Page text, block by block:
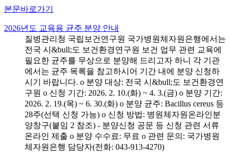
본문바로가기
2026년도 교육용 균주 분양 안내
질병관리청 국립보건연구원 국가병원체자원은행에서는
전국 시&bull;도 보건환경연구원 보건 업무 관련 교육에
필요한 균주를 무상으로 분양해 드리고자 하니 각 기관
에서는 균주 목록을 참고하시어 기간 내에 분양 신청하
시기 바랍니다. o 분양 대상: 전국 시&bull;도 보건환경연
구원 o 신청 기간: 2026. 2. 10.(화) ~ 4. 3.(금) o 분양 기간:
2026. 2. 19.(목) ~ 6. 30.(화) o 분양 균주: Bacillus cereus 등
28주(선택 신청 가능) o 신청 방법: 병원체자원온라인분
양창구(붙임 2 참조) - 분양신청 공문 등 신청 관련 서류
온라인 제출 o 분양 수수료: 무료 o 관련 문의: 국가병원
체자원은행 담당자(전화: 043-913-4270)